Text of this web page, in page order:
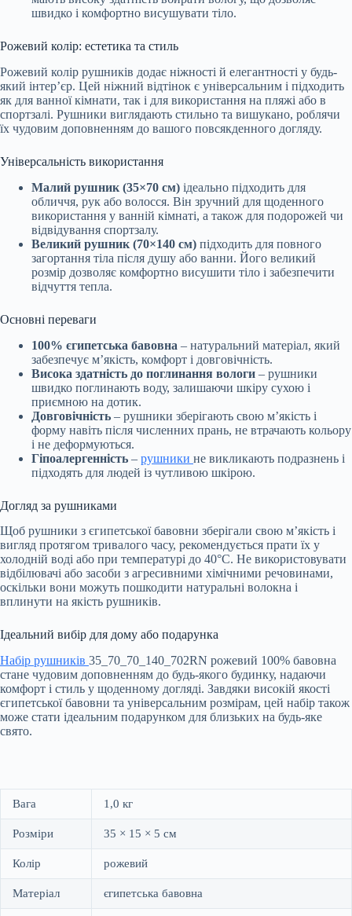
швидко і комфортно висушувати тіло.
Рожевий колір: естетика та стиль
Рожевий колір рушників додає ніжності й елегантності у будь-
який інтер’єр. Цей ніжний відтінок є універсальним і підходить
як для ванної кімнати, так і для використання на пляжі або в
спортзалі. Рушники виглядають стильно та вишукано, роблячи
їх чудовим доповненням до вашого повсякденного догляду.
Універсальність використання
Малий рушник (35×70 см) ідеально підходить для
обличчя, рук або волосся. Він зручний для щоденного
використання у ванній кімнаті, а також для подорожей чи
відвідування спортзалу.
Великий рушник (70×140 см) підходить для повного
загортання тіла після душу або ванни. Його великий
розмір дозволяє комфортно висушити тіло і забезпечити
відчуття тепла.
Основні переваги
100% єгипетська бавовна – натуральний матеріал, який
забезпечує м’якість, комфорт і довговічність.
Висока здатність до поглинання вологи – рушники
швидко поглинають воду, залишаючи шкіру сухою і
приємною на дотик.
Довговічність – рушники зберігають свою м’якість і
форму навіть після численних прань, не втрачають кольору
і не деформуються.
Гіпоалергенність – рушники не викликають подразнень і
підходять для людей із чутливою шкірою.
Догляд за рушниками
Щоб рушники з єгипетської бавовни зберігали свою м’якість і
вигляд протягом тривалого часу, рекомендується прати їх у
холодній воді або при температурі до 40°C. Не використовувати
відбілювачі або засоби з агресивними хімічними речовинами,
оскільки вони можуть пошкодити натуральні волокна і
вплинути на якість рушників.
Ідеальний вибір для дому або подарунка
Набір рушників 35_70_70_140_702RN рожевий 100% бавовна
стане чудовим доповненням до будь-якого будинку, надаючи
комфорт і стиль у щоденному догляді. Завдяки високій якості
єгипетської бавовни та універсальним розмірам, цей набір також
може стати ідеальним подарунком для близьких на будь-яке
свято.
Вага 1,0 кг
Розміри 35 × 15 × 5 см
Колір рожевий
Матеріал єгипетська бавовна